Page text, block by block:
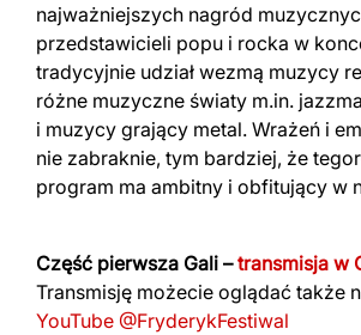
najważniejszych nagród
przedstawicieli popu i rocka w
tradycyjnie udział wezmą muzycy
różne muzyczne światy m.in.
i muzycy grający metal. Wrażeń i
nie zabraknie, tym bardziej, że
program ma ambitny i obfitujący w
Część pierwsza Gali –transmisja w
Transmisję możecie oglądać także
YouTube @FryderykFestiwal